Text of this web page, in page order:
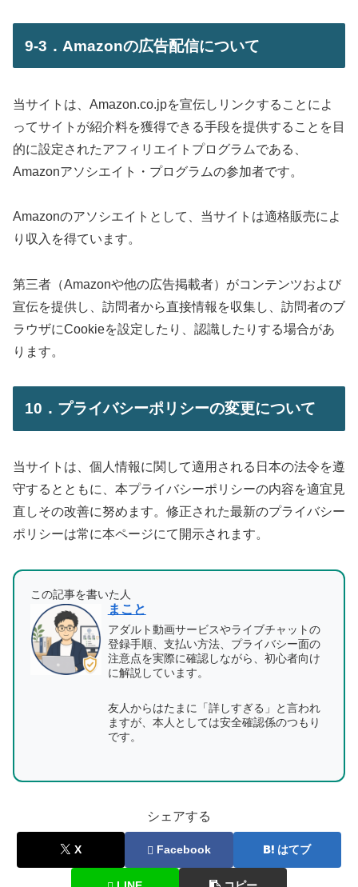
9-3．Amazonの広告配信について
当サイトは、Amazon.co.jpを宣伝しリンクすることによ
ってサイトが紹介料を獲得できる手段を提供することを目
的に設定されたアフィリエイトプログラムである、
Amazonアソシエイト・プログラムの参加者です。
Amazonのアソシエイトとして、当サイトは適格販売によ
り収入を得ています。
第三者（Amazonや他の広告掲載者）がコンテンツおよび
宣伝を提供し、訪問者から直接情報を収集し、訪問者のブ
ラウザにCookieを設定したり、認識したりする場合があ
ります。
10．プライバシーポリシーの変更について
当サイトは、個人情報に関して適用される日本の法令を遵
守するとともに、本プライバシーポリシーの内容を適宜見
直しその改善に努めます。修正された最新のプライバシー
ポリシーは常に本ページにて開示されます。
この記事を書いた人
まこと
アダルト動画サービスやライブチャットの
登録手順、支払い方法、プライバシー面の
注意点を実際に確認しながら、初心者向け
に解説しています。
友人からはたまに「詳しすぎる」と言われ
ますが、本人としては安全確認係のつもり
です。
シェアする
X Facebook はてブ